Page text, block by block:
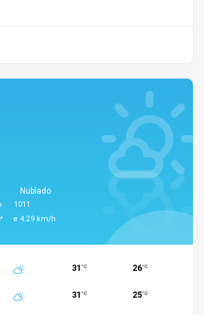
Nublado
1011
e 4.29 km/h
31 °C 26°C
31 °C 25°C